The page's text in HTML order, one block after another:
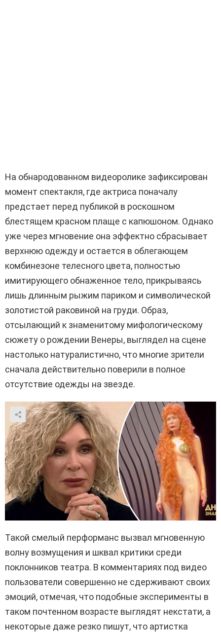
На обнародованном видеоролике зафиксирован
момент спектакля, где актриса поначалу
предстает перед публикой в ​​роскошном
блестящем красном плаще с капюшоном. Однако
уже через мгновение она эффектно сбрасывает
верхнюю одежду и остается в облегающем
комбинезоне телесного цвета, полностью
имитирующего обнаженное тело, прикрываясь
лишь длинным рыжим париком и символической
золотистой раковиной на груди. Образ,
отсылающий к знаменитому мифологическому
сюжету о рождении Венеры, выглядел на сцене
настолько натуралистично, что многие зрители
сначала действительно поверили в полное
отсутствие одежды на звезде.
Такой смелый перформанс вызвал мгновенную
волну возмущения и шквал критики среди
поклонников театра. В комментариях под видео
пользователи совершенно не сдерживают своих
эмоций, отмечая, что подобные эксперименты в
таком почтенном возрасте выглядят некстати, а
некоторые даже резко пишут, что артистка